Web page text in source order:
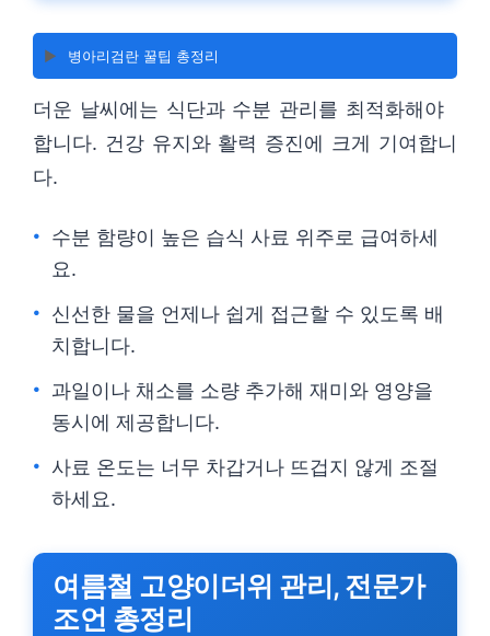
▶️ 병아리검란 꿀팁 총정리
더운 날씨에는 식단과 수분 관리를 최적화해야
합니다. 건강 유지와 활력 증진에 크게 기여합니
다.
수분 함량이 높은 습식 사료 위주로 급여하세
요.
신선한 물을 언제나 쉽게 접근할 수 있도록 배
치합니다.
과일이나 채소를 소량 추가해 재미와 영양을
동시에 제공합니다.
사료 온도는 너무 차갑거나 뜨겁지 않게 조절
하세요.
여름철 고양이더위 관리, 전문가
조언 총정리